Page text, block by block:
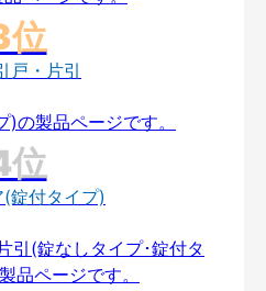
戸・片引
錠付タイプ)